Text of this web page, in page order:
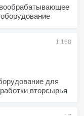
оборудование
для
вторсырья